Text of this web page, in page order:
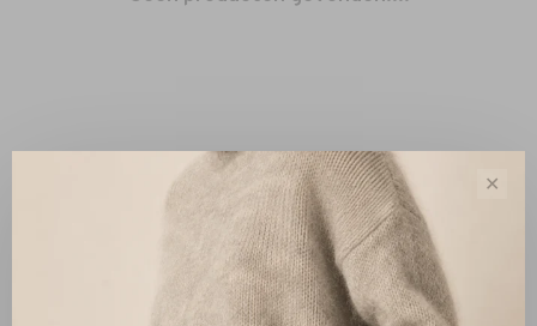
Sorteren op:
Toon 1 - 0 van 0
✕